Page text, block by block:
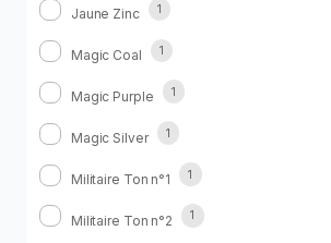
Jaune Zinc 1
Magic Coal 1
Magic Purple 1
Magic Silver 1
Militaire Ton n°1 1
Militaire Ton n°2 1